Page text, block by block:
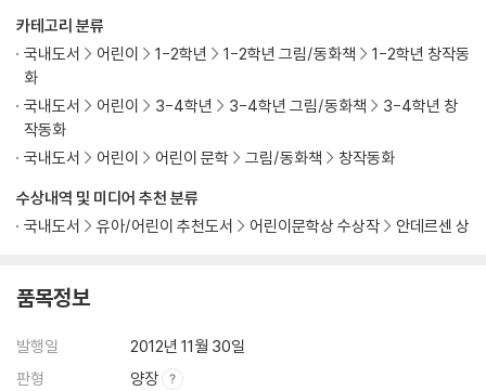
수상내역 및 미디어 추천 분류
국내도서
유아/어린이 추천도서 어린이문학상 수상작 안데르센 상
카테고리 분류
국내도서
어린이 1-2학년 1-2학년 그림/동화책
1-2학년 창작동
화
국내도서
어린이 3-4학년 3-4학년 그림/동화책
3-4학년 창
작동화
국내도서
어린이 어린이 문학 그림/동화책 창작동화
품목정보
발행일
2012년 11월 30일
판형
양장